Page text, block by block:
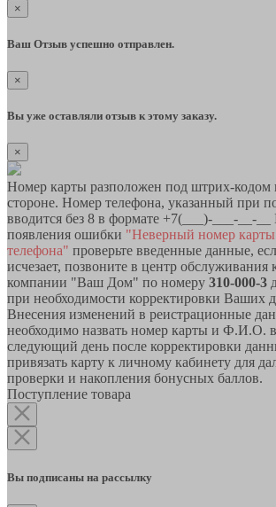
×
Ваш Отзыв успешно отправлен.
×
Вы уже оставляли отзыв к этому заказу.
×
Номер карты разположен под штрих-кодом
стороне. Номер телефона, указанный при
вводится без 8 в формате +7(___)-___-__-__
появления ошибки "Неверный номер
телефона" проверьте введенные данные,
исчезает, позвоните в центр обслуживания
компании "Ваш Дом" по номеру 310-000-3
при необходимости корректировки Ваших
Внесения изменений в реистрационные
необходимо назвать номер карты и Ф.И.О.
следующий день после корректировки
привязать карту к личному кабинету для
проверки и накопления бонусных баллов.
Поступление товара
Вы подписаны на рассылку